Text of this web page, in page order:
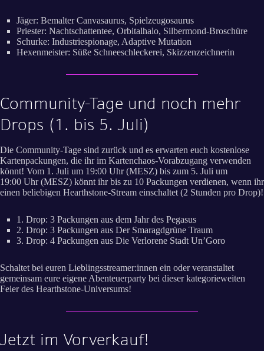
Jäger: Bemalter Canvasaurus, Spielzeugosaurus
Priester: Nachtschattentee, Orbitalhalo, Silbermond-Broschüre
Schurke: Industriespionage, Adaptive Mutation
Hexenmeister: Süße Schneeschleckerei, Skizzenzeichnerin
Community-Tage und noch mehr
Drops (1. bis 5. Juli)
Die Community-Tage sind zurück und es erwarten euch kostenlose
Kartenpackungen, die ihr im Kartenchaos-Vorabzugang verwenden
könnt! Vom 1. Juli um 19:00 Uhr (MESZ) bis zum 5. Juli um
19:00 Uhr (MESZ) könnt ihr bis zu 10 Packungen verdienen, wenn ihr
einen beliebigen Hearthstone-Stream einschaltet (2 Stunden pro Drop)!
1. Drop: 3 Packungen aus dem Jahr des Pegasus
2. Drop: 3 Packungen aus Der Smaragdgrüne Traum
3. Drop: 4 Packungen aus Die Verlorene Stadt Un’Goro
Schaltet bei euren Lieblingsstreamer:innen ein oder veranstaltet
gemeinsam eure eigene Abenteuerparty bei dieser kategorieweiten
Feier des Hearthstone-Universums!
Jetzt im Vorverkauf!